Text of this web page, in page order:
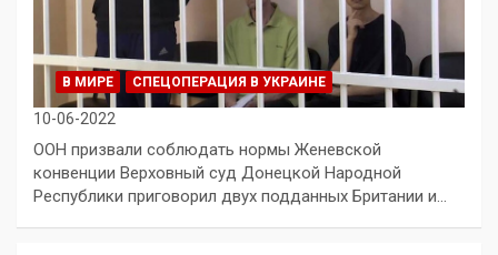
В МИРЕ СПЕЦОПЕРАЦИЯ В УКРАИНЕ
10-06-2022
ООН призвали соблюдать нормы Женевской
конвенции Верховный суд Донецкой Народной
Республики приговорил двух подданных Британии и…